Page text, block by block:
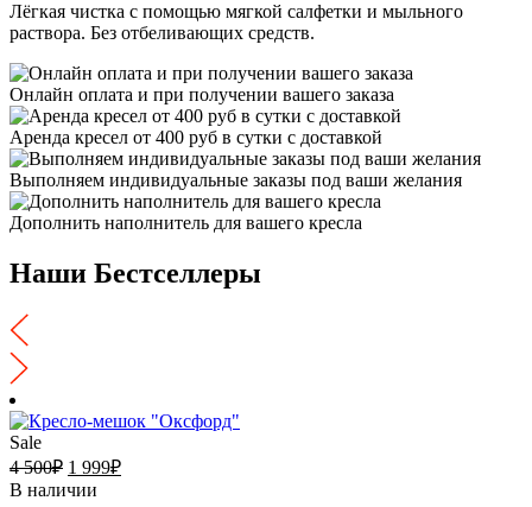
Лёгкая чистка с помощью мягкой салфетки и мыльного
раствора. Без отбеливающих средств.
Онлайн оплата и при получении вашего заказа
Аренда кресел от 400 руб в сутки с доставкой
Выполняем индивидуальные заказы под ваши желания
Дополнить наполнитель для вашего кресла
Наши Бестселлеры
Sale
4 500₽ 1 999₽
В наличии